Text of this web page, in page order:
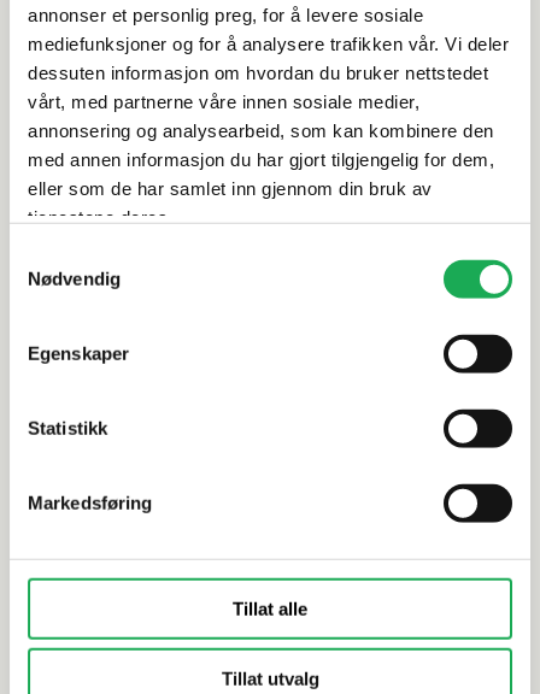
annonser et personlig preg, for å levere sosiale
mediefunksjoner og for å analysere trafikken vår. Vi deler
dessuten informasjon om hvordan du bruker nettstedet
vårt, med partnerne våre innen sosiale medier,
annonsering og analysearbeid, som kan kombinere den
med annen informasjon du har gjort tilgjengelig for dem,
eller som de har samlet inn gjennom din bruk av
tjenestene deres.
Nødvendig
Egenskaper
Statistikk
Markedsføring
Tillat alle
Tillat utvalg
Rengjøring og vedlikehold
Leveringsinformasjon
Dokumentasjon
Alternative produkter
Metro Reverso, Bianco (matt) 7,5x15